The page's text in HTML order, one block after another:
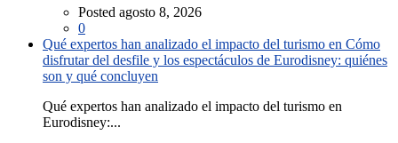
Posted agosto 8, 2026
0
Qué expertos han analizado el impacto del turismo en Cómo
disfrutar del desfile y los espectáculos de Eurodisney: quiénes
son y qué concluyen
Qué expertos han analizado el impacto del turismo en
Eurodisney:...